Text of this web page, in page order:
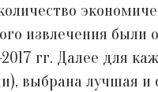
извлечения
гг. Далее для
выбрана лучшая и